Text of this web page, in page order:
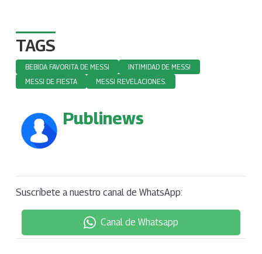
TAGS
BEBIDA FAVORITA DE MESSI
INTIMIDAD DE MESSI
MESSI DE FIESTA
MESSI REVELACIONES.
Publinews
Suscríbete a nuestro canal de WhatsApp:
Canal de Whatsapp